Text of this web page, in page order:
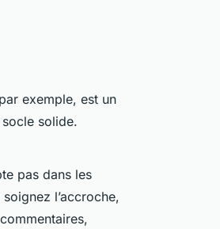
exemple, est un
solide.
pas dans les
l’accroche,